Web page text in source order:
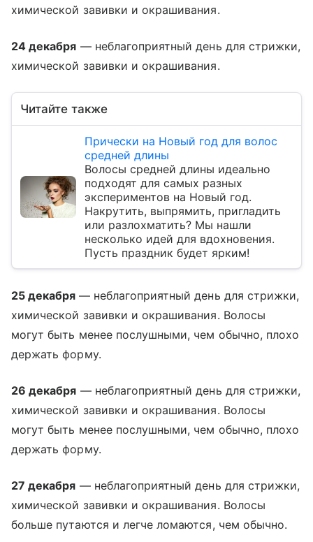
химической завивки и окрашивания.
24 декабря — неблагоприятный день для стрижки,
химической завивки и окрашивания.
Читайте также
Прически на Новый год для волос
средней длины
Волосы средней длины идеально
подходят для самых разных
экспериментов на Новый год.
Накрутить, выпрямить, пригладить
или разлохматить? Мы нашли
несколько идей для вдохновения.
Пусть праздник будет ярким!
25 декабря — неблагоприятный день для стрижки,
химической завивки и окрашивания. Волосы
могут быть менее послушными, чем обычно, плохо
держать форму.
26 декабря — неблагоприятный день для стрижки,
химической завивки и окрашивания. Волосы
могут быть менее послушными, чем обычно, плохо
держать форму.
27 декабря — неблагоприятный день для стрижки,
химической завивки и окрашивания. Волосы
больше путаются и легче ломаются, чем обычно.